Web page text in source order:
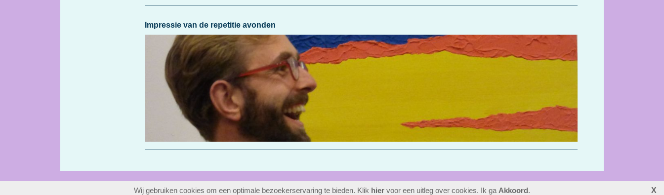
Impressie van de repetitie avonden
412744bezoekers login
Wij gebruiken cookies om een optimale bezoekerservaring te bieden. Klik hier voor een uitleg over cookies. Ik ga Akkoord. X